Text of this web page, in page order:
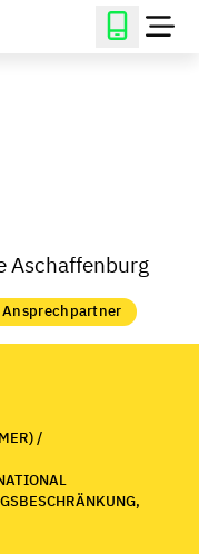
Aschaffenburg
/